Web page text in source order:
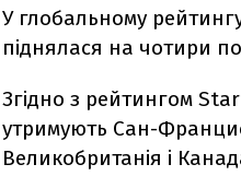
У глобальному
піднялася на чотири
Згідно з рейтингом
утримують Сан-
Великобританія і